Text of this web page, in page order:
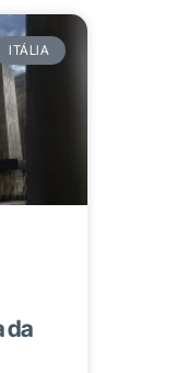
ITÁLIA
da